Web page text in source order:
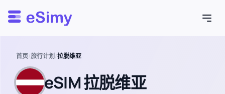
Esimy
首页/旅行计划/拉脱维亚
eSIM 拉脱维亚